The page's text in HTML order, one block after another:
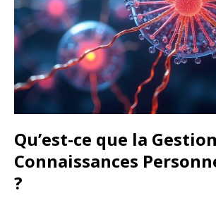
Qu’est-ce que la
Connaissances
?